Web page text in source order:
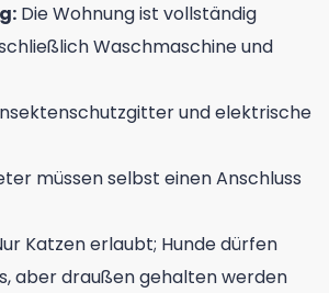
Die Wohnung ist vollständig
Waschmaschine und
und elektrische
müssen selbst einen Anschluss
Katzen erlaubt; Hunde dürfen
aber draußen gehalten werden